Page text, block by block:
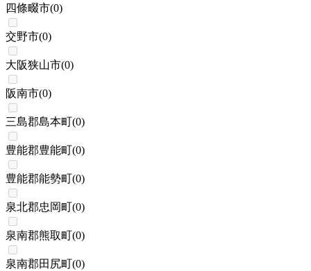
四條畷市(0)
交野市(0)
大阪狭山市(0)
阪南市(0)
三島郡島本町(0)
豊能郡豊能町(0)
豊能郡能勢町(0)
泉北郡忠岡町(0)
泉南郡熊取町(0)
泉南郡田尻町(0)